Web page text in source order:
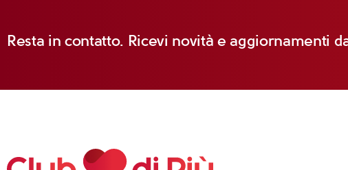
Resta in contatto. Ricevi novità e aggiornamenti